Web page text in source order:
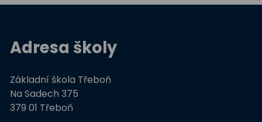
Adresa školy
Základní škola Třeboň
Na Sadech 375
379 01 Třeboň